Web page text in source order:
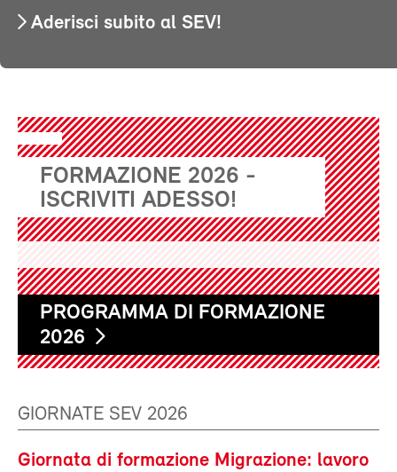
Aderisci subito al SEV!
FORMAZIONE 2026 -
ISCRIVITI ADESSO!
PROGRAMMA DI FORMAZIONE
2026
GIORNATE SEV 2026
Giornata di formazione Migrazione: lavoro